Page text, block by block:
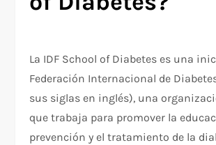
La IDF School of Diabetes es una
Federación Internacional de
sus siglas en inglés), una
que trabaja para promover la
prevención y el tratamiento de la